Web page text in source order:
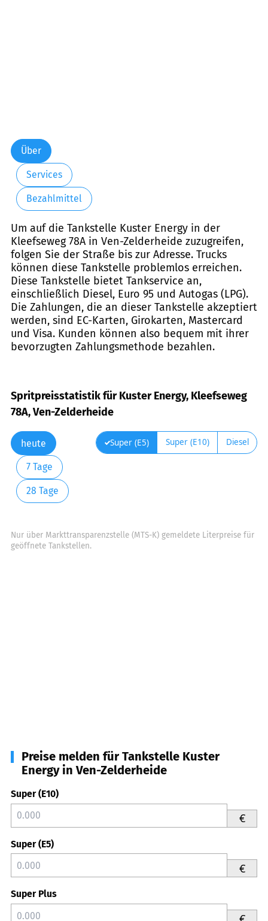
Über
Services
Bezahlmittel
Um auf die Tankstelle Kuster Energy in der
Kleefseweg 78A in Ven-Zelderheide zuzugreifen,
folgen Sie der Straße bis zur Adresse. Trucks
können diese Tankstelle problemlos erreichen.
Diese Tankstelle bietet Tankservice an,
einschließlich Diesel, Euro 95 und Autogas (LPG).
Die Zahlungen, die an dieser Tankstelle akzeptiert
werden, sind EC-Karten, Girokarten, Mastercard
und Visa. Kunden können also bequem mit ihrer
bevorzugten Zahlungsmethode bezahlen.
Spritpreisstatistik für Kuster Energy, Kleefseweg
78A, Ven-Zelderheide
heute
7 Tage
28 Tage
Super (E5) Super (E10) Diesel
Nur über Markttransparenzstelle (MTS-K) gemeldete Literpreise für
geöffnete Tankstellen.
Preise melden für Tankstelle Kuster
Energy in Ven-Zelderheide
Super (E10)
€
Super (E5)
€
Super Plus